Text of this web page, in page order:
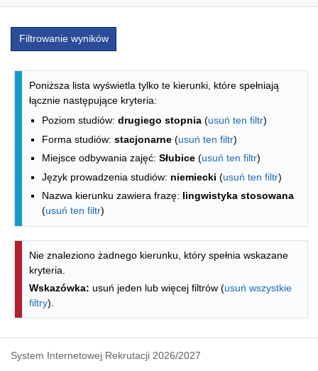
Filtrowanie wyników
Lista kierunków - indeks alfabetyczny
Poniższa lista wyświetla tylko te kierunki, które spełniają
łącznie następujące kryteria:
Poziom studiów: drugiego stopnia (usuń ten filtr)
Forma studiów: stacjonarne (usuń ten filtr)
Miejsce odbywania zajęć: Słubice (usuń ten filtr)
Język prowadzenia studiów: niemiecki (usuń ten filtr)
Nazwa kierunku zawiera frazę: lingwistyka stosowana
(usuń ten filtr)
Nie znaleziono żadnego kierunku, który spełnia wskazane
kryteria.
Wskazówka: usuń jeden lub więcej filtrów (usuń wszystkie
filtry).
System Internetowej Rekrutacji 2026/2027